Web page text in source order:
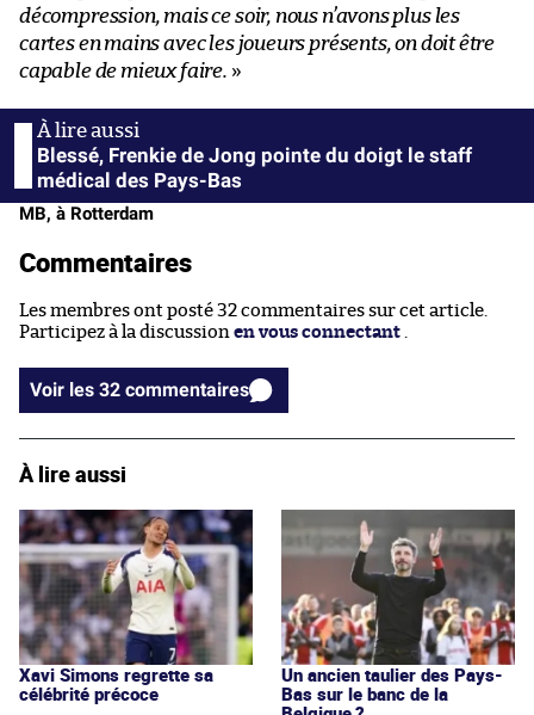
décompression, mais ce soir, nous n’avons plus les
cartes en mains avec les joueurs présents, on doit être
capable de mieux faire. »
Blessé, Frenkie de Jong pointe du doigt le staff
médical des Pays-Bas
MB, à Rotterdam
Commentaires
Les membres ont posté 32 commentaires sur cet article.
Participez à la discussion en vous connectant
Voir les 32 commentaires
À lire aussi
Xavi Simons regrette sa
célébrité précoce
Un ancien taulier des Pays-
Bas sur le banc de la